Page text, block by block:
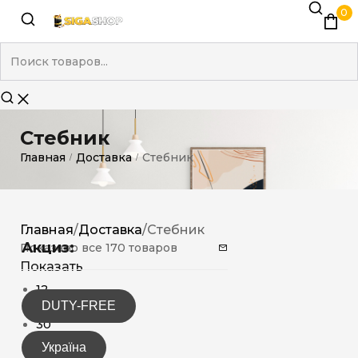
0
Стебник
Главная / Доставка / Стебник
Акциз:
DUTY-FREE
Україна
Главная/Доставка/Стебник
Показано все 170 товаров
Показать
12
15
30